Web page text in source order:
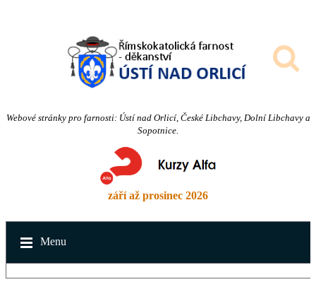
Webové stránky pro farnosti: Ústí nad Orlicí, České Libchavy, Dolní Libchavy a
Sopotnice.
září až prosinec 2026
Menu